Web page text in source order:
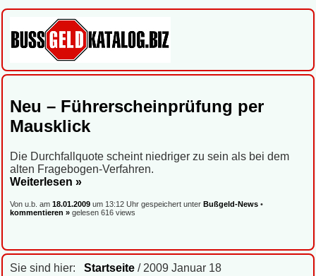
Sie sind hier: Startseite / 2009 Januar 18
Neu – Führerscheinprüfung per
Mausklick
Die Durchfallquote scheint niedriger zu sein als bei dem
alten Fragebogen-Verfahren.
Weiterlesen »
Von u.b. am 18.01.2009 um 13:12 Uhr gespeichert unter Bußgeld-News •
kommentieren » gelesen 616 views